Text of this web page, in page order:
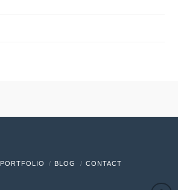
PORTFOLIO BLOG CONTACT